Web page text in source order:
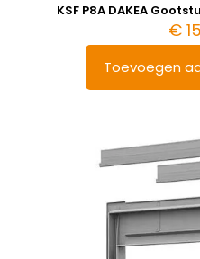
KSF P8A DAKEA
€
Toevoegen